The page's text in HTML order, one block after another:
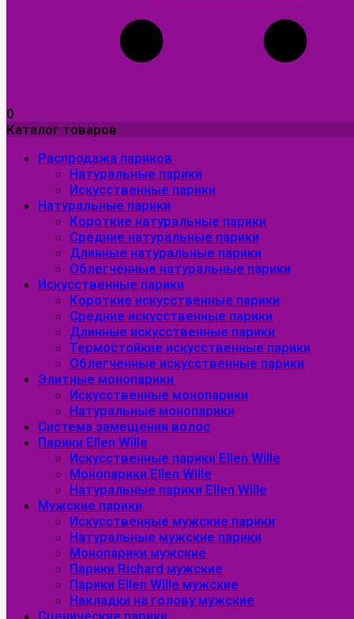
0
Каталог товаров
Распродажа париков
Натуральные парики
Искусственные парики
Натуральные парики
Короткие натуральные парики
Средние натуральные парики
Длинные натуральные парики
Облегченные натуральные парики
Искусственные парики
Короткие искусственные парики
Средние искусственные парики
Длинные искусственные парики
Термостойкие искусственные парики
Облегченные искусственные парики
Элитные монопарики
Искусственные монопарики
Натуральные монопарики
Система замещения волос
Парики Ellen Wille
Искусственные парики Ellen Wille
Монопарики Ellen Wille
Натуральные парики Ellen Wille
Мужские парики
Искусственные мужские парики
Натуральные мужские парики
Монопарики мужские
Парики Richard мужские
Парики Ellen Wille мужские
Накладки на голову мужские